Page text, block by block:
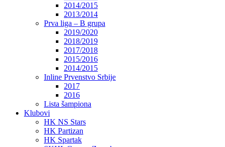
2014/2015
2013/2014
Prva liga – B grupa
2019/2020
2018/2019
2017/2018
2015/2016
2014/2015
Inline Prvenstvo Srbije
2017
2016
Lista šampiona
Klubovi
HK NS Stars
HK Partizan
HK Spartak